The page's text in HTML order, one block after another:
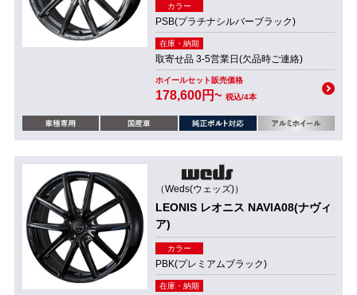
カラー
PSB(プラチナシルバーブラック)
在庫・納期
取寄せ品 3-5営業日(欠品時ご連絡)
ホイールセット販売価格
178,600円~ 税込/4本
（Weds(ウェッズ)）
LEONIS レオニス NAVIA08(ナヴィ
ア)
カラー
PBK(プレミアムブラック)
在庫・納期